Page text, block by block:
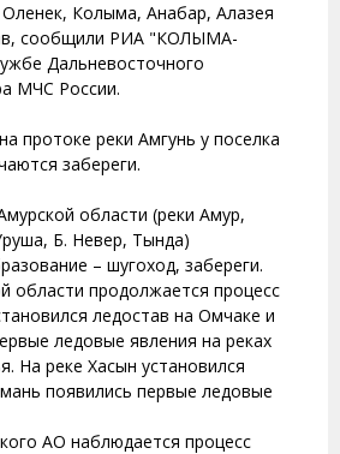
Колыма, Анабар, Алазея
сообщили РИА "КОЛЫМА-
Дальневосточного
МЧС России.
протоке реки Амгунь у поселка
забереги.
области (реки Амур,
Б. Невер, Тында)
– шугоход, забереги.
области продолжается процесс
ледостав на Омчаке и
ледовые явления на реках
На реке Хасын установился
появились первые ледовые
АО наблюдается процесс